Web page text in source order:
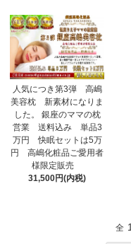
人気につき第3弾 高嶋
美容枕 新素材になりま
した。 銀座のママの枕
営業 送料込み 単品3
万円 快眠セットは5万
円 高嶋化粧品ご愛用者
様限定販売
31,500円(内税)
全 1